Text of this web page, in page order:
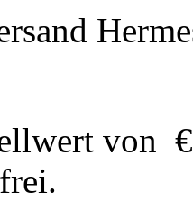
von